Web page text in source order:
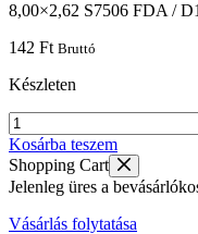
8,00×2,62 S7506 FDA /
142 Ft Bruttó
Készleten
8,00x2,62
S7506
FDA
/
D106
mennyiség
Kosárba teszem
Shopping Cart
Jelenleg üres a
Vásárlás folytatása